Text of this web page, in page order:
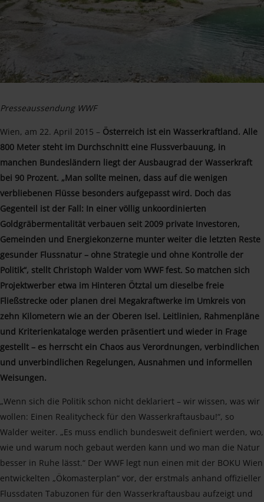
Presseaussendung WWF
Wien, am 22. April 2015 – Österreich ist ein Wasserkraftland. Alle
800 Meter steht im Durchschnitt eine Flussverbauung, in
manchen Bundesländern liegt der Ausbaugrad der Wasserkraft
bei 90 Prozent. „Man sollte meinen, dass auf die wenigen
verbliebenen Flüsse besonders aufgepasst wird. Doch das
Gegenteil ist der Fall: In einer völlig unkoordinierten
Goldgräbermentalität verbauen seit 2009 private Investoren,
Gemeinden und Energiekonzerne munter weiter die letzten Reste
gesunder Flussnatur – ohne Strategie und ohne Kontrolle der
Politik“, stellt Christoph Walder vom WWF fest. So matchen sich
Projektwerber etwa im Hinteren Ötztal um dieselbe freie
Fließstrecke oder planen drei Megakraftwerke im Umkreis von
zehn Kilometern wie an der Oberen Isel. Leitlinien, Rahmenpläne
und Kriterienkataloge werden präsentiert und wieder in Frage
gestellt – es herrscht ein Chaos aus Verordnungen, verbindlichen
und unverbindlichen Regelungen, Ausnahmen und informellen
Weisungen.
„Wenn sich die Politik schon nicht deklariert – wir wissen, was wir
wollen: Einen Realitycheck für den Wasserkraftausbau!“, so
Walder weiter. „Es muss endlich bundesweit definiert werden, wo,
wie und warum noch gebaut werden kann und wo man die Natur
besser in Ruhe lässt.“ Der WWF legt nun einen mit der BOKU Wien
entwickelten „Ökomasterplan“ vor, der erstmals anhand offizieller
Flussdaten Tabuzonen für den Wasserkraftausbau aufzeigt und